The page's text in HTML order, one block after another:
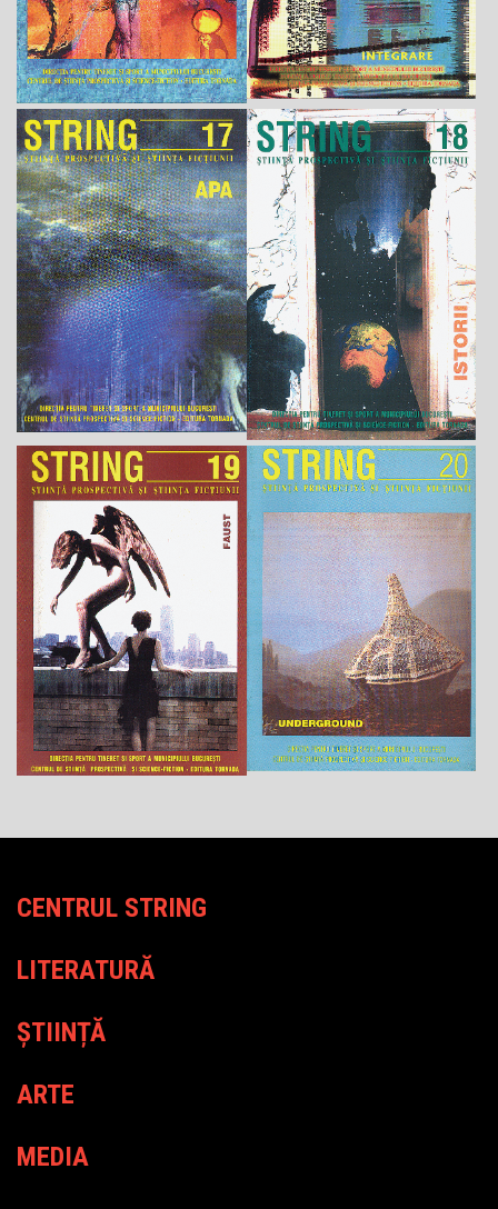
CENTRUL STRING
LITERATURĂ
ȘTIINȚĂ
ARTE
MEDIA